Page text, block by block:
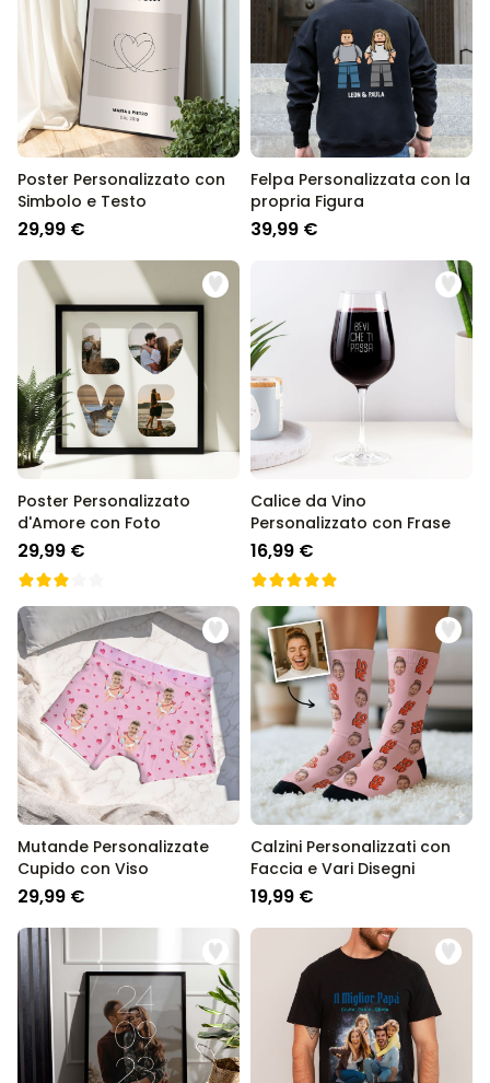
Poster Personalizzato con
Simbolo e Testo
29,99 €
Felpa Personalizzata con la
propria Figura
39,99 €
Poster Personalizzato
d'Amore con Foto
29,99 €
Calice da Vino
Personalizzato con Frase
16,99 €
Mutande Personalizzate
Cupido con Viso
29,99 €
Calzini Personalizzati con
Faccia e Vari Disegni
19,99 €